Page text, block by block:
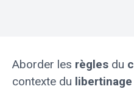
Aborder les règles du
contexte du libertinage